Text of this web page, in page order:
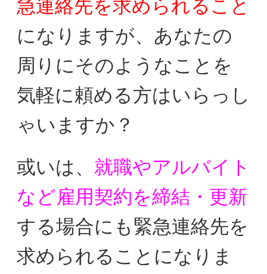
急連絡先を求められること
になりますが、あなたの
周りにそのようなことを
気軽に頼める方はいらっし
ゃいますか？
或いは、 就職やアルバイト
など雇用契約を締結・更新
する場合に も緊急連絡先を
求められることになりま